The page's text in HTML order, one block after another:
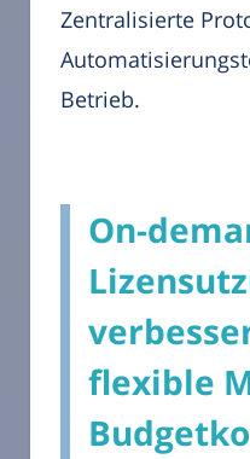
Zentralisierte
Betrieb.
On-
flexible